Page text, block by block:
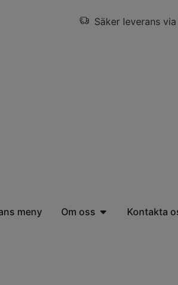
Säker leverans
meny Om oss Kontakta